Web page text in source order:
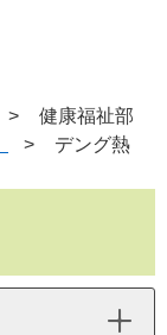
>
健康福祉部
> デング熱